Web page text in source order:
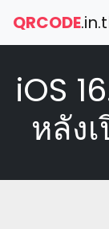
QRCODE
iOS
หลัง